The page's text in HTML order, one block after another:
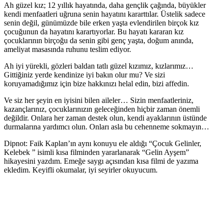
Ah güzel kız; 12 yıllık hayatında, daha gençlik çağında, büyükler
kendi menfaatleri uğruna senin hayatını kararttılar. Üstelik sadece
senin değil, günümüzde bile erken yaşta evlendirilen birçok kız
çocuğunun da hayatını karartıyorlar. Bu hayatı kararan kız
çocuklarının birçoğu da senin gibi genç yaşta, doğum anında,
ameliyat masasında ruhunu teslim ediyor.
Ah iyi yürekli, gözleri baldan tatlı güzel kızımız, kızlarımız…
Gittiğiniz yerde kendinize iyi bakın olur mu? Ve sizi
koruyamadığımız için bize hakkınızı helal edin, bizi affedin.
Ve siz her şeyin en iyisini bilen aileler… Sizin menfaatleriniz,
kazançlarınız, çocuklarınızın geleceğinden hiçbir zaman önemli
değildir. Onlara her zaman destek olun, kendi ayaklarının üstünde
durmalarına yardımcı olun. Onları asla bu cehenneme sokmayın…
Dipnot: Faik Kaplan’ın aynı konuyu ele aldığı “Çocuk Gelinler,
Kelebek ” isimli kısa filminden yararlanarak “Gelin Ayşem”
hikayesini yazdım. Emeğe saygı açısından kısa filmi de yazıma
ekledim. Keyifli okumalar, iyi seyirler okuyucum.